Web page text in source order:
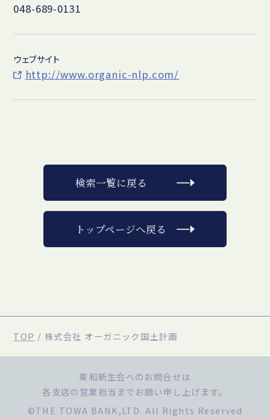
048-689-0131
ウェブサイト
http://www.organic-nlp.com/
検索一覧に戻る
トップページへ戻る
TOP / 株式会社 オーガニック国土計画
東和新生会へのお問合せは
各支店の営業担当までお願い申し上げます。
©THE TOWA BANK,LTD. All Rights Reserved